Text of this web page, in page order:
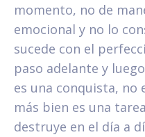
momento, no de
emocional y no lo
sucede con el
paso adelante y
es una conquista, no
más bien es una
destruye en el día a